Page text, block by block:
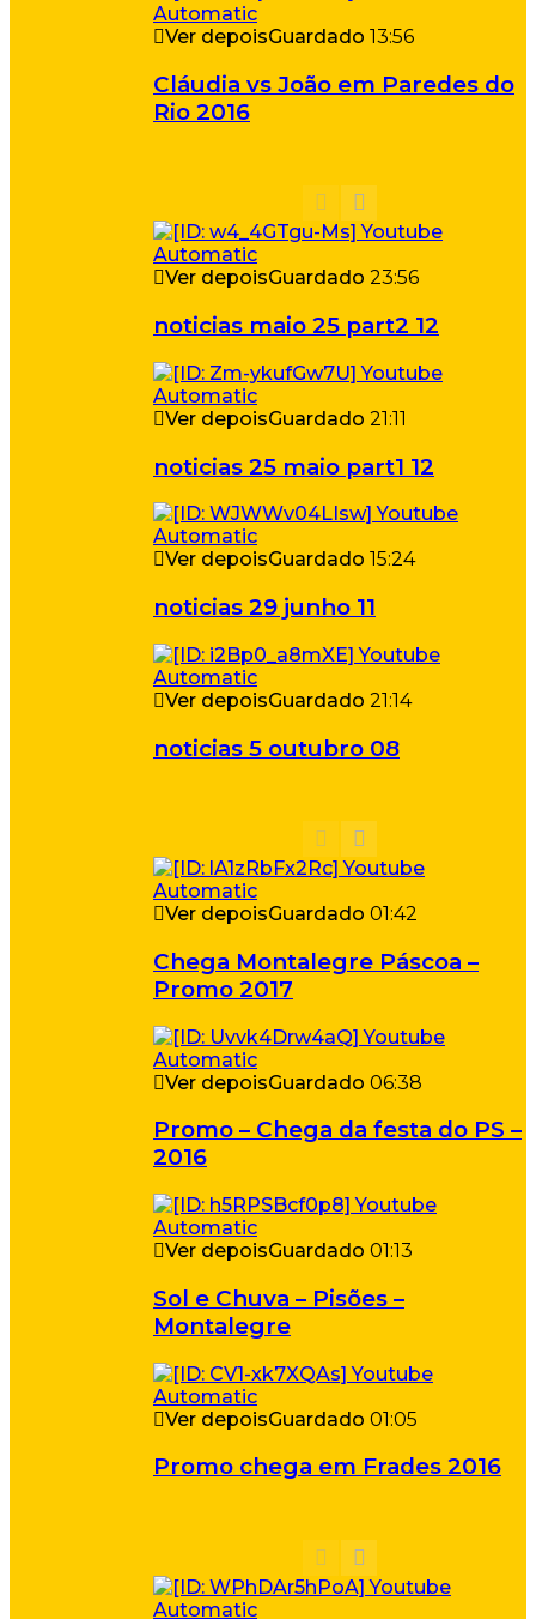
Ver depoisGuardado 13:56
Cláudia vs João em Paredes do
Rio 2016
Ver depoisGuardado 23:56
noticias maio 25 part2 12
Ver depoisGuardado 21:11
noticias 25 maio part1 12
Ver depoisGuardado 15:24
noticias 29 junho 11
Ver depoisGuardado 21:14
noticias 5 outubro 08
Ver depoisGuardado 01:42
Chega Montalegre Páscoa –
Promo 2017
Ver depoisGuardado 06:38
Promo – Chega da festa do PS –
2016
Ver depoisGuardado 01:13
Sol e Chuva – Pisões –
Montalegre
Ver depoisGuardado 01:05
Promo chega em Frades 2016